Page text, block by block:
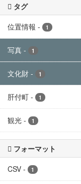
タグ
位置情報 - 1
写真 - 1
文化財 - 1
肝付町 - 1
観光 - 1
フォーマット
CSV - 1